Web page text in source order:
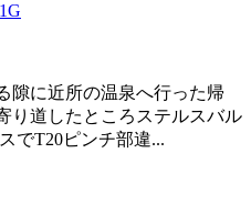
隙に近所の温泉へ行った帰
り道したところステルスバル
でT20ピンチ部違...